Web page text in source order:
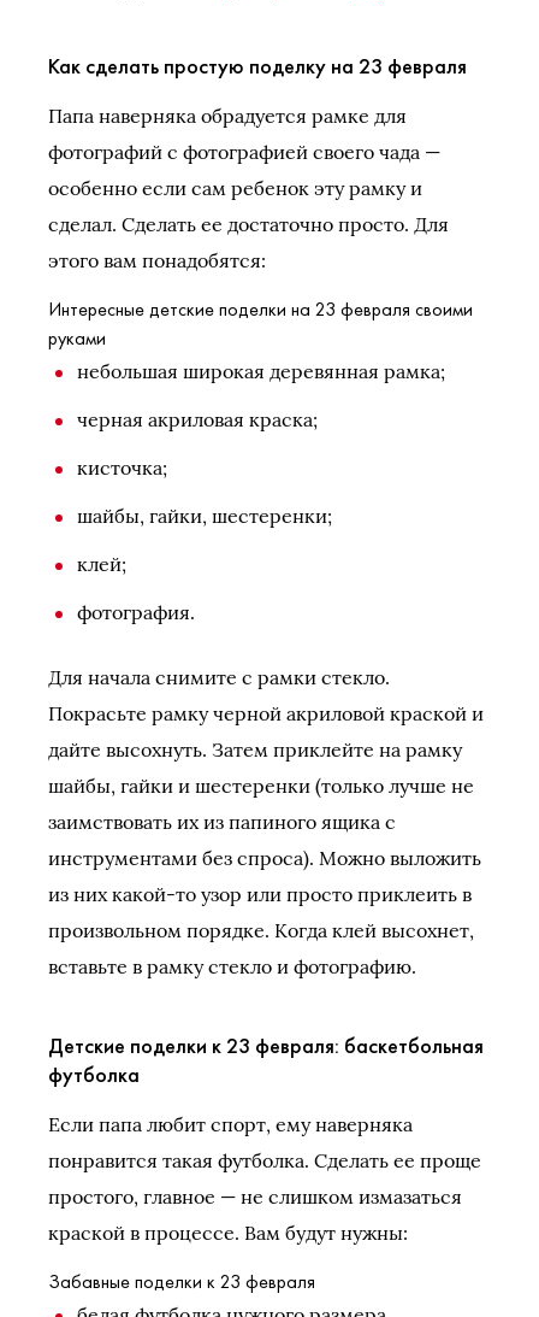
Как сделать простую поделку на 23 февраля
Папа наверняка обрадуется рамке для
фотографий с фотографией своего чада —
особенно если сам ребенок эту рамку и
сделал. Сделать ее достаточно просто. Для
этого вам понадобятся:
Интересные детские поделки на 23 февраля своими
руками
небольшая широкая деревянная рамка;
черная акриловая краска;
кисточка;
шайбы, гайки, шестеренки;
клей;
фотография.
Для начала снимите с рамки стекло.
Покрасьте рамку черной акриловой краской и
дайте высохнуть. Затем приклейте на рамку
шайбы, гайки и шестеренки (только лучше не
заимствовать их из папиного ящика с
инструментами без спроса). Можно выложить
из них какой-то узор или просто приклеить в
произвольном порядке. Когда клей высохнет,
вставьте в рамку стекло и фотографию.
Детские поделки к 23 февраля: баскетбольная
футболка
Если папа любит спорт, ему наверняка
понравится такая футболка. Сделать ее проще
простого, главное — не слишком измазаться
краской в процессе. Вам будут нужны:
Забавные поделки к 23 февраля